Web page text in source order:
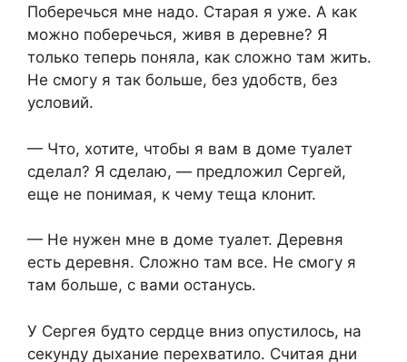
Поберечься мне надо. Старая я уже. А как
можно поберечься, живя в деревне? Я
только теперь поняла, как сложно там жить.
Не смогу я так больше, без удобств, без
условий.
— Что, хотите, чтобы я вам в доме туалет
сделал? Я сделаю, — предложил Сергей,
еще не понимая, к чему теща клонит.
— Не нужен мне в доме туалет. Деревня
есть деревня. Сложно там все. Не смогу я
там больше, с вами останусь.
У Сергея будто сердце вниз опустилось, на
секунду дыхание перехватило. Считая дни